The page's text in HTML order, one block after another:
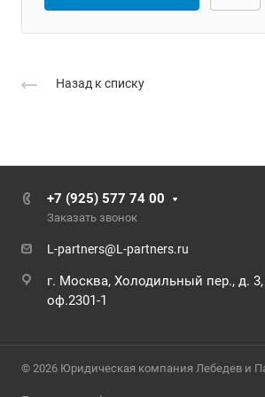
Назад к списку
+7 (925) 577 74 00
Заказать звонок
L-partners@L-partners.ru
г. Москва, Холодильный пер., д. 3,
оф.2301-1
© 2026 Юридическая компания Лебедев и